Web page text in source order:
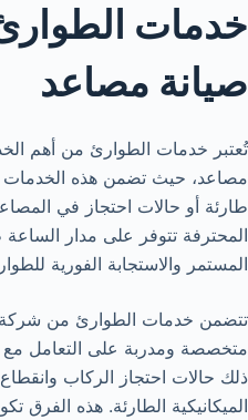
خدمات
صيانة مصاعد
تُعتبر خدمات الطوارئ من أهم
مصاعد، حيث تضمن هذه الخدمات
طارئة أو حالات احتجاز في
المحترفة تتوفر على مدار
المستمر والاستجابة الفورية
تتضمن خدمات الطوارئ من
متخصصة ومدربة على التعامل مع
ذلك حالات احتجاز الركاب وانقطاع
الميكانيكية الطارئة. هذه الفرق